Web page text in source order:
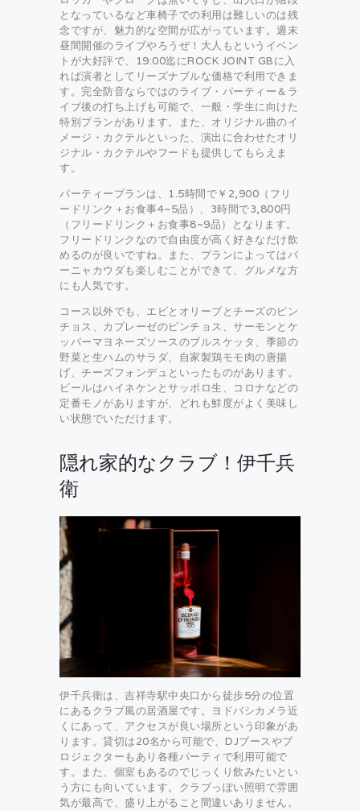
となっているなど車椅子での利用は難しいのは残
念ですが、魅力的な空間が広がっています。週末
昼間開催のライブやろうぜ！大人もというイベン
トが大好評で、19:00迄にROCK JOINT GBに入
れば演者としてリーズナブルな価格で利用できま
す。完全防音ならではのライブ・パーティー＆ラ
イブ後の打ち上げも可能で、一般・学生に向けた
特別プランがあります。また、オリジナル曲のイ
メージ・カクテルといった、演出に合わせたオリ
ジナル・カクテルやフードも提供してもらえま
す。
パーティープランは、1.5時間で￥2,900（フリ
ードリンク＋お食事4~5品）、3時間で3,800円
（フリードリンク＋お食事8~9品）となります。
フリードリンクなので自由度が高く好きなだけ飲
めるのが良いですね。また、プランによってはバ
ーニャカウダも楽しむことができて、グルメな方
にも人気です。
コース以外でも、エビとオリーブとチーズのピン
チョス、カプレーゼのピンチョス、サーモンとケ
ッパーマヨネーズソースのブルスケッタ、季節の
野菜と生ハムのサラダ、自家製鶏モモ肉の唐揚
げ、チーズフォンデュといったものがあります。
ビールはハイネケンとサッポロ生、コロナなどの
定番モノがありますが、どれも鮮度がよく美味し
い状態でいただけます。
隠れ家的なクラブ！伊千兵
衛
伊千兵衛は、吉祥寺駅中央口から徒歩5分の位置
にあるクラブ風の居酒屋です。ヨドバシカメラ近
くにあって、アクセスが良い場所という印象があ
ります。貸切は20名から可能で、DJブースやプ
ロジェクターもあり各種パーティで利用可能で
す。また、個室もあるのでじっくり飲みたいとい
う方にも向いています。クラブっぽい照明で雰囲
気が最高で、盛り上がること間違いありません。